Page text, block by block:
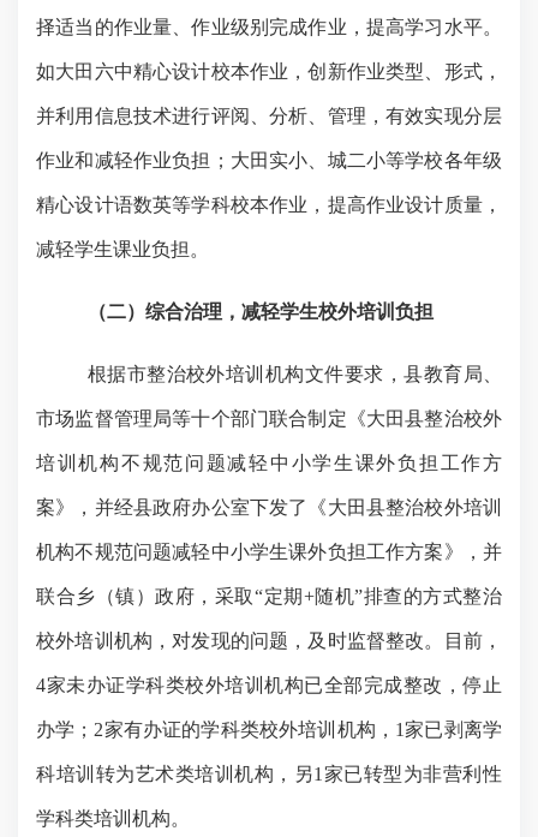
择适当的作业量、作业级别完成作业，提高学习水平。
如大田六中精心设计校本作业，创新作业类型、形式，
并利用信息技术进行评阅、分析、管理，有效实现分层
作业和减轻作业负担；大田实小、城二小等学校各年级
精心设计语数英等学科校本作业，提高作业设计质量，
减轻学生课业负担。
（二）综合治理，减轻学生校外培训负担
根据市整治校外培训机构文件要求，县教育局、
市场监督管理局等十个部门联合制定《大田县整治校外
培训机构不规范问题减轻中小学生课外负担工作方
案》，并经县政府办公室下发了《大田县整治校外培训
机构不规范问题减轻中小学生课外负担工作方案》，并
联合乡（镇）政府，采取“定期+随机”排查的方式整治
校外培训机构，对发现的问题，及时监督整改。目前，
4家未办证学科类校外培训机构已全部完成整改，停止
办学；2家有办证的学科类校外培训机构，1家已剥离学
科培训转为艺术类培训机构，另1家已转型为非营利性
学科类培训机构。